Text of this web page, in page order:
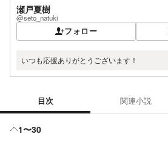
瀬戸夏樹
@seto_natuki
フォロー
いつも応援ありがとうございます！
目次 関連小説
1〜30